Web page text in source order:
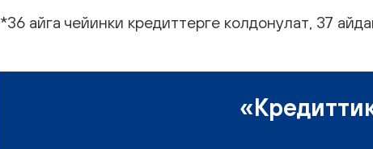
*36 айга чейинки кредиттерге колдонулат, 37